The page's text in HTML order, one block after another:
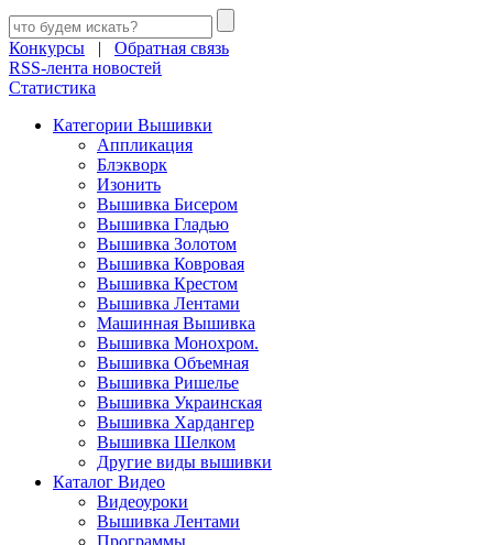
Конкурсы | Обратная связь
RSS-лента новостей
Статистика
Категории Вышивки
Аппликация
Блэкворк
Изонить
Вышивка Бисером
Вышивка Гладью
Вышивка Золотом
Вышивка Ковровая
Вышивка Крестом
Вышивка Лентами
Машинная Вышивка
Вышивка Монохром.
Вышивка Объемная
Вышивка Ришелье
Вышивка Украинская
Вышивка Хардангер
Вышивка Шелком
Другие виды вышивки
Каталог Видео
Видеоуроки
Вышивка Лентами
Программы